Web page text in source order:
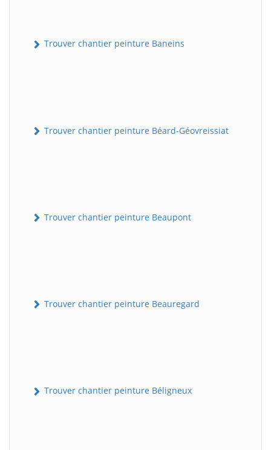
Trouver chantier peinture Baneins
Trouver chantier peinture Béard-Géovreissiat
Trouver chantier peinture Beaupont
Trouver chantier peinture Beauregard
Trouver chantier peinture Béligneux